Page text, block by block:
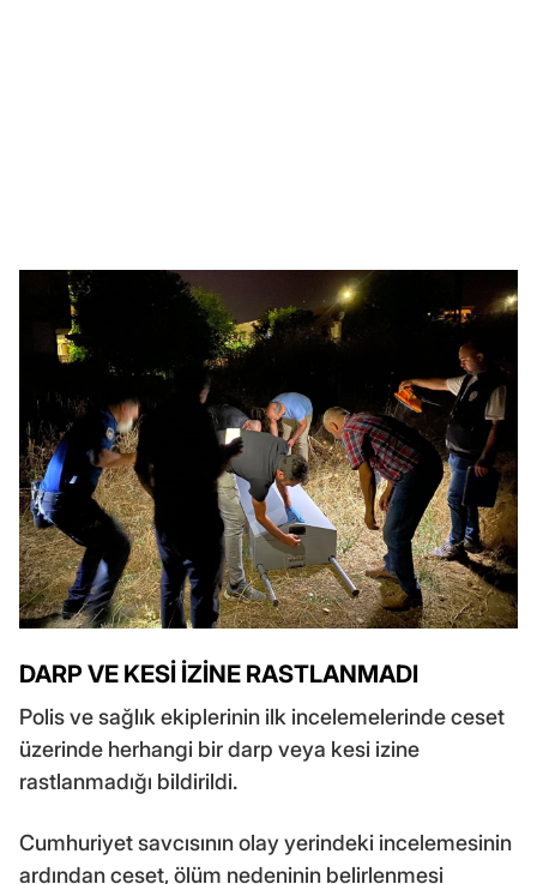
DARP VE KESİ İZİNE RASTLANMADI
Polis ve sağlık ekiplerinin ilk incelemelerinde ceset
üzerinde herhangi bir darp veya kesi izine
rastlanmadığı bildirildi.
Cumhuriyet savcısının olay yerindeki incelemesinin
ardından ceset, ölüm nedeninin belirlenmesi